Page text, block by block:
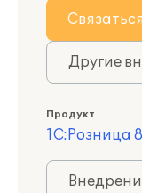
Связаться
Другие
Продукт
1С:Розница